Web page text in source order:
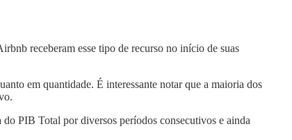
receberam esse tipo de recurso no início de suas
em quantidade. É interessante notar que a maioria dos
PIB Total por diversos períodos consecutivos e ainda